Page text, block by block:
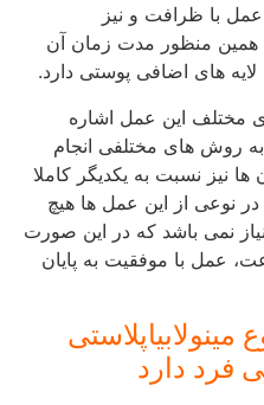
با ظرافت و نیز
منظور مدت زمان آن
های اضافی پوستی دارد.
این عمل اشاره
روش های مختلفی انجام
نسبت به یکدیگر کاملا
از این عمل ها هیچ
نمی باشد که در این صورت
با موفقیت به پایان
دارد